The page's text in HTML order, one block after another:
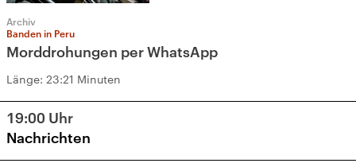
Archiv
Banden in Peru
Morddrohungen per WhatsApp
Länge: 23:21 Minuten
19:00 Uhr
Nachrichten